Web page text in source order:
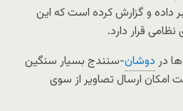
۱۸مهر خبر داده و گزارش کرده است که این
نظامی قرار دارد.
در دوشان-سنندج بسیار سنگین
امکان ارسال تصاویر از سوی